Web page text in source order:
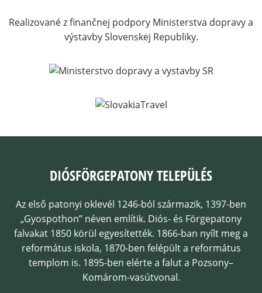
Realizované z finančnej podpory Ministerstva dopravy a
výstavby Slovenskej Republiky.
DIÓSFÖRGEPATONY TELEPÜLÉS
Az első patonyi oklevél 1246-ból származik, 1397-ben
„Gyospothon” néven említik. Diós- és Förgepatony
falvakat 1850 körül egyesítették. 1866-ban nyílt meg a
református iskola, 1870-ben felépült a református
templom is. 1895-ben elérte a falut a Pozsony–
Komárom-vasútvonal.